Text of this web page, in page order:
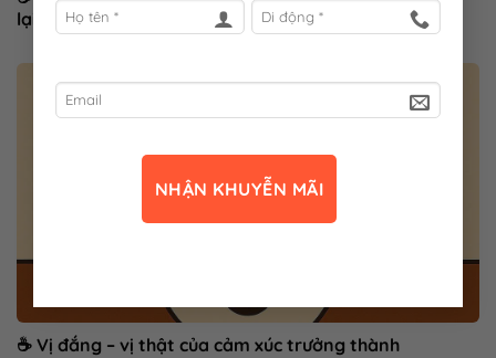
lại
☕ Vị đắng – vị thật của cảm xúc trưởng thành